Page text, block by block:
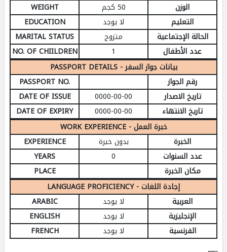
الوزن
50 كجم
WEIGHT
التعليم
لا يوجد
EDUCATION
الحالة الإجتماعية
متزوج
MARITAL STATUS
عدد الأطفال
1
NO. OF CHIILDREN
PASSPORT DETAILS - بيانات جواز السفر
رقم الجواز
PASSPORT NO.
تاريخ الاصدار
0000-00-00
DATE OF ISSUE
تاريخ الانتهاء
0000-00-00
DATE OF EXPIRY
WORK EXPERIENCE - خبرة العمل
الخبرة
بدون خبرة
EXPERIENCE
عدد السنوات
0
YEARS
مكان الخبرة
PLACE
LANGUAGE PROFICIENCY - إجادة اللغات
العربية
لا يوجد
ARABIC
الإنجليزية
لا يوجد
ENGLISH
الفرنسية
لا يوجد FRENCH